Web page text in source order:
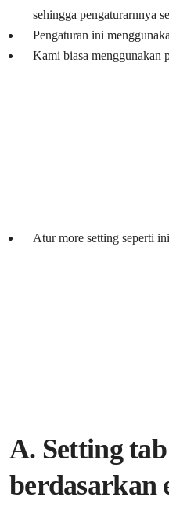
sehingga pengaturarnnya
Pengaturan ini
Kami biasa menggunakan
Atur more setting seperti ini
A. Setting
berdasarkan